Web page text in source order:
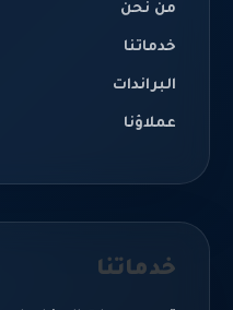
من نحن
خدماتنا
البراندات
عملاؤنا
خدماتنا